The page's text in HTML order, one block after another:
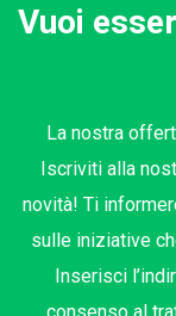
Vuoi
La nostra
Iscriviti alla
novità! Ti
sulle iniziative
Inserisci